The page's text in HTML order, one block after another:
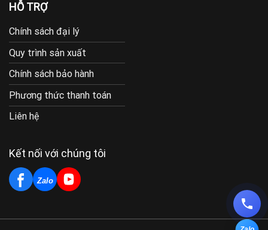
HỖ TRỢ
Chính sách đại lý
Quy trình sản xuất
Chính sách bảo hành
Phương thức thanh toán
Liên hệ
Kết nối với chúng tôi
Zalo